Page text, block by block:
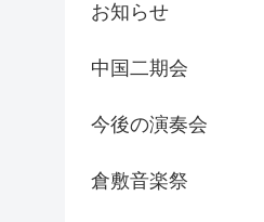
お知らせ
中国二期会
今後の演奏会
倉敷音楽祭